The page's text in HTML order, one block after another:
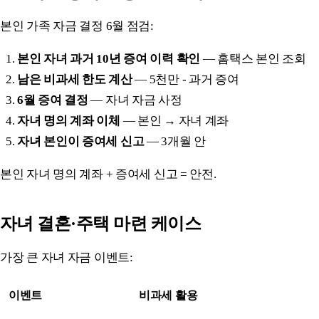
본인 가족 자금 결정 6월 점검:
본인 자녀 과거 10년 증여 이력 확인 — 홈택스 본인 조회
남은 비과세 한도 계산— 5천만 - 과거 증여
6월 증여 결정 — 자녀 자금 사정
자녀 명의 계좌 이체 — 본인 → 자녀 계좌
자녀 본인이 증여세 신고 — 3개월 안
본인 자녀 명의 계좌 + 증여세 신고 = 안전.
자녀 결혼·주택 마련 케이스
가장 큰 자녀 자금 이벤트:
이벤트 비과세 활용